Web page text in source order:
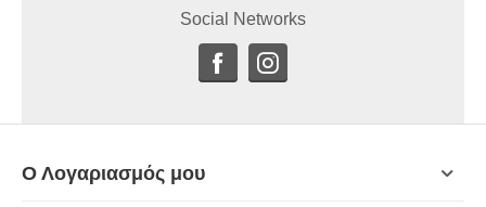
Social Networks
Ο Λογαριασμός μου